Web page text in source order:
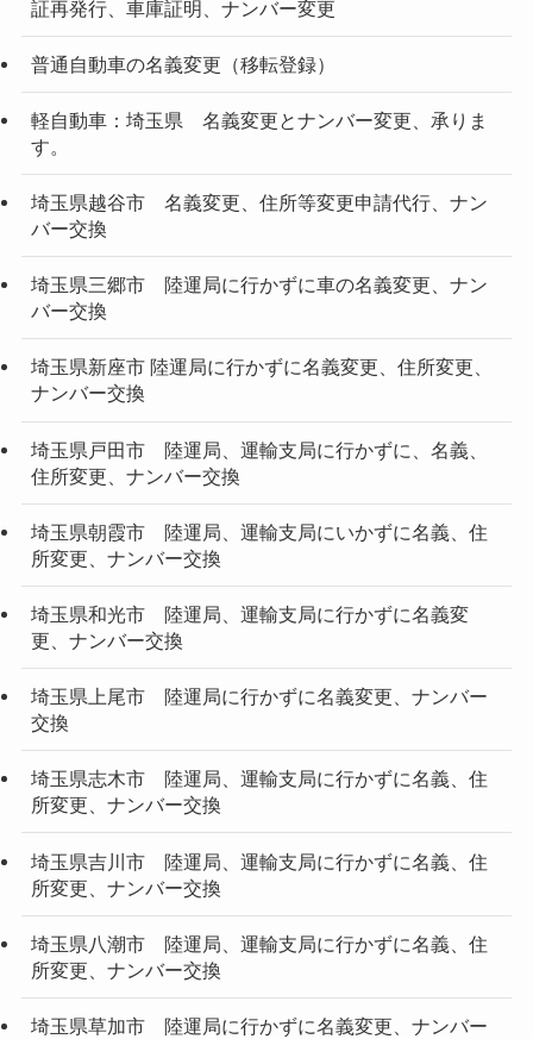
証再発行、車庫証明、ナンバー変更
普通自動車の名義変更（移転登録）
軽自動車：埼玉県 名義変更とナンバー変更、承りま
す。
埼玉県越谷市 名義変更、住所等変更申請代行、ナン
バー交換
埼玉県三郷市 陸運局に行かずに車の名義変更、ナン
バー交換
埼玉県新座市 陸運局に行かずに名義変更、住所変更、
ナンバー交換
埼玉県戸田市 陸運局、運輸支局に行かずに、名義、
住所変更、ナンバー交換
埼玉県朝霞市 陸運局、運輸支局にいかずに名義、住
所変更、ナンバー交換
埼玉県和光市 陸運局、運輸支局に行かずに名義変
更、ナンバー交換
埼玉県上尾市 陸運局に行かずに名義変更、ナンバー
交換
埼玉県志木市 陸運局、運輸支局に行かずに名義、住
所変更、ナンバー交換
埼玉県吉川市 陸運局、運輸支局に行かずに名義、住
所変更、ナンバー交換
埼玉県八潮市 陸運局、運輸支局に行かずに名義、住
所変更、ナンバー交換
埼玉県草加市 陸運局に行かずに名義変更、ナンバー